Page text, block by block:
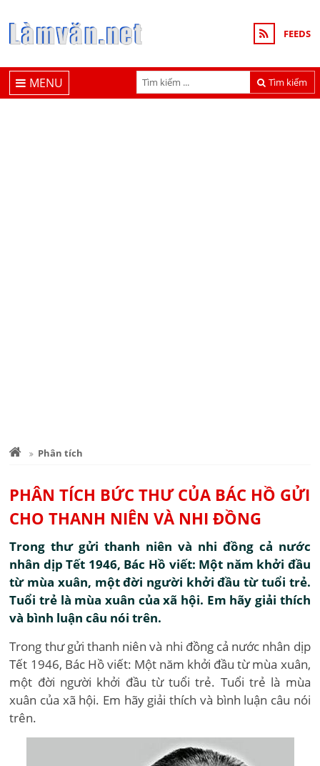
FEEDS
Tìm kiếm
MENU
Phân tích
PHÂN TÍCH BỨC THƯ CỦA BÁC HỒ GỬI
CHO THANH NIÊN VÀ NHI ĐỒNG
Trong thư gửi thanh niên và nhi đồng cả nước
nhân dịp Tết 1946, Bác Hồ viết: Một năm khởi đầu
từ mùa xuân, một đời người khởi đầu từ tuổi trẻ.
Tuổi trẻ là mùa xuân của xã hội. Em hãy giải thích
và bình luận câu nói trên.
Trong thư gửi thanh niên và nhi đồng cả nước nhân dịp
Tết 1946, Bác Hồ viết: Một năm khởi đầu từ mùa xuân,
một đời người khởi đầu từ tuổi trẻ. Tuổi trẻ là mùa
xuân của xã hội. Em hãy giải thích và bình luận câu nói
trên.